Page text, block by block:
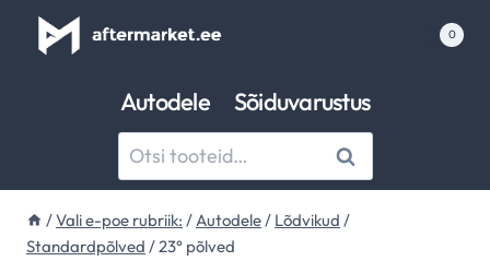
0
Autodele Sõiduvarustus
Otsi: Otsi
/Vali e-poe rubriik: /Autodele/ ‌Lõdvikud /
Standardpõlved /23° põlved